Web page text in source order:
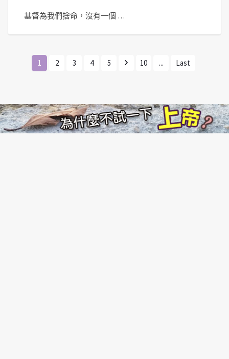
基督為我們捨命，沒有一個 …
1 2 3 4 5 10 ... Last